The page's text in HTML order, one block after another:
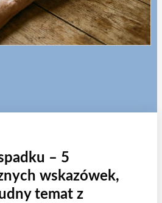
– 5
wskazówek,
temat z